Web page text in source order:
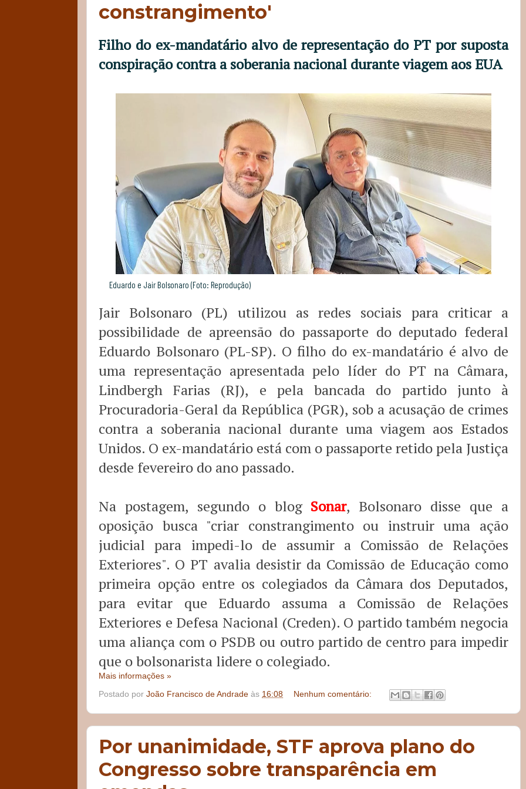
constrangimento'
Filho do ex-mandatário alvo de representação do PT por suposta
conspiração contra a soberania nacional durante viagem aos EUA
Eduardo e Jair Bolsonaro (Foto: Reprodução)
Jair Bolsonaro (PL) utilizou as redes sociais para criticar a
possibilidade de apreensão do passaporte do deputado federal
Eduardo Bolsonaro (PL-SP). O filho do ex-mandatário é alvo de
uma representação apresentada pelo líder do PT na Câmara,
Lindbergh Farias (RJ), e pela bancada do partido junto à
Procuradoria-Geral da República (PGR), sob a acusação de crimes
contra a soberania nacional durante uma viagem aos Estados
Unidos. O ex-mandatário está com o passaporte retido pela Justiça
desde fevereiro do ano passado.
Na postagem, segundo o blog Sonar, Bolsonaro disse que a
oposição busca "criar constrangimento ou instruir uma ação
judicial para impedi-lo de assumir a Comissão de Relações
Exteriores". O PT avalia desistir da Comissão de Educação como
primeira opção entre os colegiados da Câmara dos Deputados,
para evitar que Eduardo assuma a Comissão de Relações
Exteriores e Defesa Nacional (Creden). O partido também negocia
uma aliança com o PSDB ou outro partido de centro para impedir
que o bolsonarista lidere o colegiado.
Mais informações »
Postado por João Francisco de Andrade às 16:08 Nenhum comentário:
Por unanimidade, STF aprova plano do
Congresso sobre transparência em